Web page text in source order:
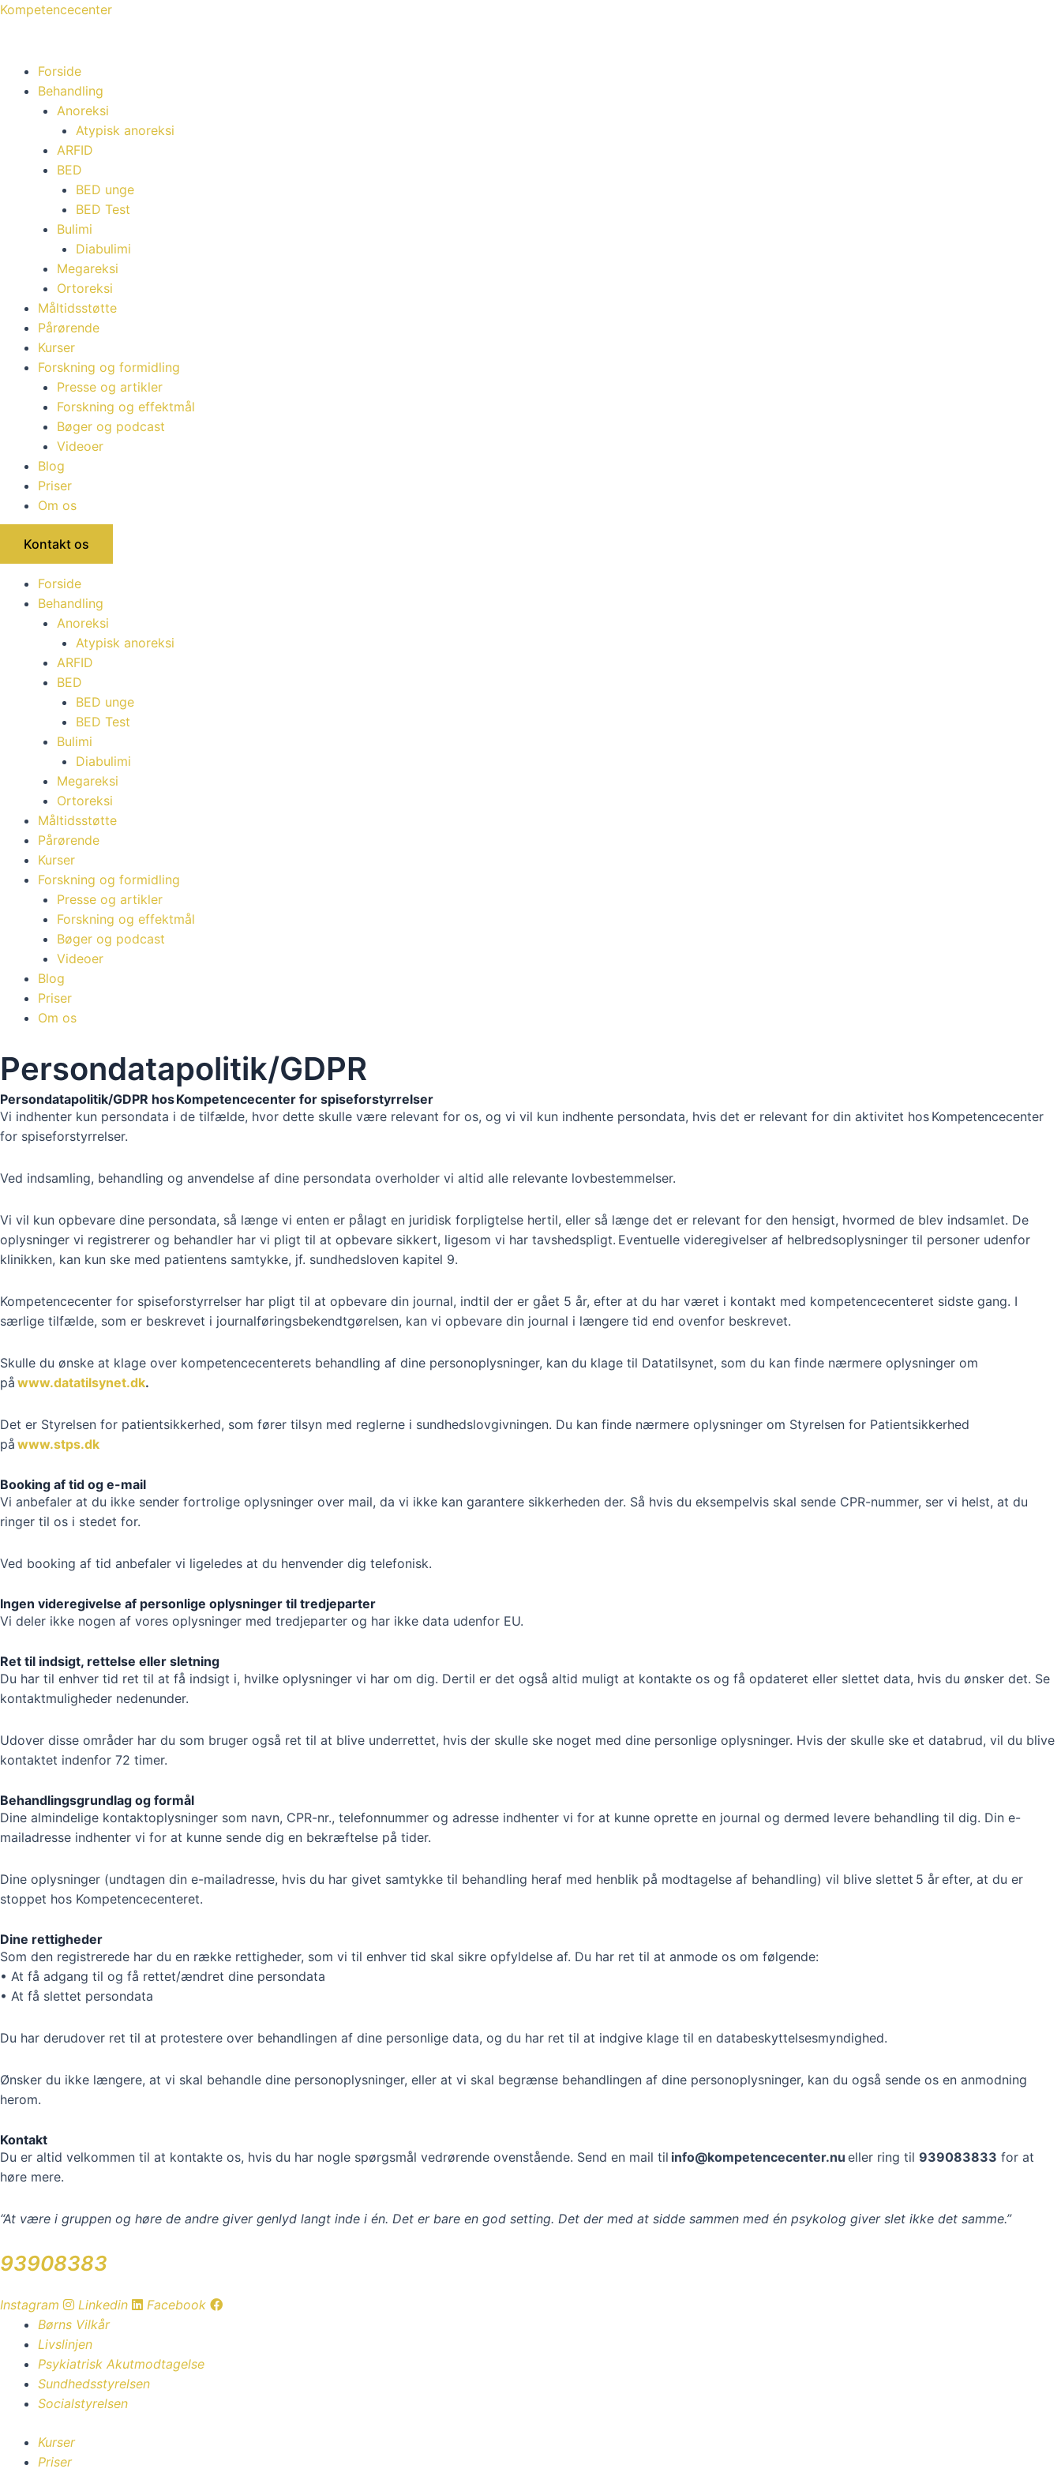
Kompetencecenter
Menu
Forside
Behandling
Anoreksi
Atypisk anoreksi
ARFID
BED
BED unge
BED Test
Bulimi
Diabulimi
Megareksi
Ortoreksi
Måltidsstøtte
Pårørende
Kurser
Forskning og formidling
Presse og artikler
Forskning og effektmål
Bøger og podcast
Videoer
Blog
Priser
Om os
Kontakt os
Menu
Forside
Behandling
Anoreksi
Atypisk anoreksi
ARFID
BED
BED unge
BED Test
Bulimi
Diabulimi
Megareksi
Ortoreksi
Måltidsstøtte
Pårørende
Kurser
Forskning og formidling
Presse og artikler
Forskning og effektmål
Bøger og podcast
Videoer
Blog
Priser
Om os
Persondatapolitik/GDPR
Persondatapolitik/GDPR hos Kompetencecenter for spiseforstyrrelser
Vi indhenter kun persondata i de tilfælde, hvor dette skulle være relevant for os, og vi vil kun indhente persondata, hvis det er relevant for din aktivitet hos Kompetencecenter
for spiseforstyrrelser.
Ved indsamling, behandling og anvendelse af dine persondata overholder vi altid alle relevante lovbestemmelser.
Vi vil kun opbevare dine persondata, så længe vi enten er pålagt en juridisk forpligtelse hertil, eller så længe det er relevant for den hensigt, hvormed de blev indsamlet. De
oplysninger vi registrerer og behandler har vi pligt til at opbevare sikkert, ligesom vi har tavshedspligt. Eventuelle videregivelser af helbredsoplysninger til personer udenfor
klinikken, kan kun ske med patientens samtykke, jf. sundhedsloven kapitel 9.
Kompetencecenter for spiseforstyrrelser har pligt til at opbevare din journal, indtil der er gået 5 år, efter at du har været i kontakt med kompetencecenteret sidste gang. I
særlige tilfælde, som er beskrevet i journalføringsbekendtgørelsen, kan vi opbevare din journal i længere tid end ovenfor beskrevet.
Skulle du ønske at klage over kompetencecenterets behandling af dine personoplysninger, kan du klage til Datatilsynet, som du kan finde nærmere oplysninger om
på www.datatilsynet.dk.
Det er Styrelsen for patientsikkerhed, som fører tilsyn med reglerne i sundhedslovgivningen. Du kan finde nærmere oplysninger om Styrelsen for Patientsikkerhed
på www.stps.dk
Booking af tid og e-mail
Vi anbefaler at du ikke sender fortrolige oplysninger over mail, da vi ikke kan garantere sikkerheden der. Så hvis du eksempelvis skal sende CPR-nummer, ser vi helst, at du
ringer til os i stedet for.
Ved booking af tid anbefaler vi ligeledes at du henvender dig telefonisk.
Ingen videregivelse af personlige oplysninger til tredjeparter
Vi deler ikke nogen af vores oplysninger med tredjeparter og har ikke data udenfor EU.
Ret til indsigt, rettelse eller sletning
Du har til enhver tid ret til at få indsigt i, hvilke oplysninger vi har om dig. Dertil er det også altid muligt at kontakte os og få opdateret eller slettet data, hvis du ønsker det. Se
kontaktmuligheder nedenunder.
Udover disse områder har du som bruger også ret til at blive underrettet, hvis der skulle ske noget med dine personlige oplysninger. Hvis der skulle ske et databrud, vil du blive
kontaktet indenfor 72 timer.
Behandlingsgrundlag og formål
Dine almindelige kontaktoplysninger som navn, CPR-nr., telefonnummer og adresse indhenter vi for at kunne oprette en journal og dermed levere behandling til dig. Din e-
mailadresse indhenter vi for at kunne sende dig en bekræftelse på tider.
Dine oplysninger (undtagen din e-mailadresse, hvis du har givet samtykke til behandling heraf med henblik på modtagelse af behandling) vil blive slettet 5 år efter, at du er
stoppet hos Kompetencecenteret.
Dine rettigheder
Som den registrerede har du en række rettigheder, som vi til enhver tid skal sikre opfyldelse af. Du har ret til at anmode os om følgende:
• At få adgang til og få rettet/ændret dine persondata
• At få slettet persondata
Du har derudover ret til at protestere over behandlingen af dine personlige data, og du har ret til at indgive klage til en databeskyttelsesmyndighed.
Ønsker du ikke længere, at vi skal behandle dine personoplysninger, eller at vi skal begrænse behandlingen af dine personoplysninger, kan du også sende os en anmodning
herom.
Kontakt
Du er altid velkommen til at kontakte os, hvis du har nogle spørgsmål vedrørende ovenstående. Send en mail til info@kompetencecenter.nu eller ring til 939083833 for at
høre mere.
“At være i gruppen og høre de andre giver genlyd langt inde i én. Det er bare en god setting. Det der med at sidde sammen med én psykolog giver slet ikke det samme.”
93908383
Instagram Linkedin
Facebook
Børns Vilkår
Livslinjen
Psykiatrisk Akutmodtagelse
Sundhedsstyrelsen
Socialstyrelsen
Kurser
Priser